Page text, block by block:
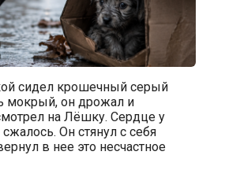
сидел крошечный серый
мокрый, он дрожал и
на Лёшку. Сердце у
Он стянул с себя
в нее это несчастное